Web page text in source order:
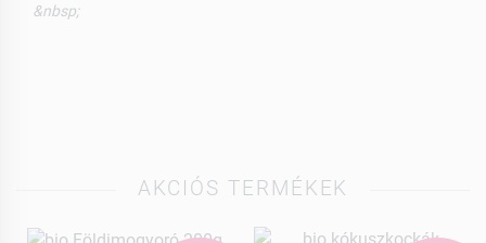
&nbsp;
AKCIÓS TERMÉKEK